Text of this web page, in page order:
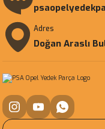
Adres
Doğan Araslı